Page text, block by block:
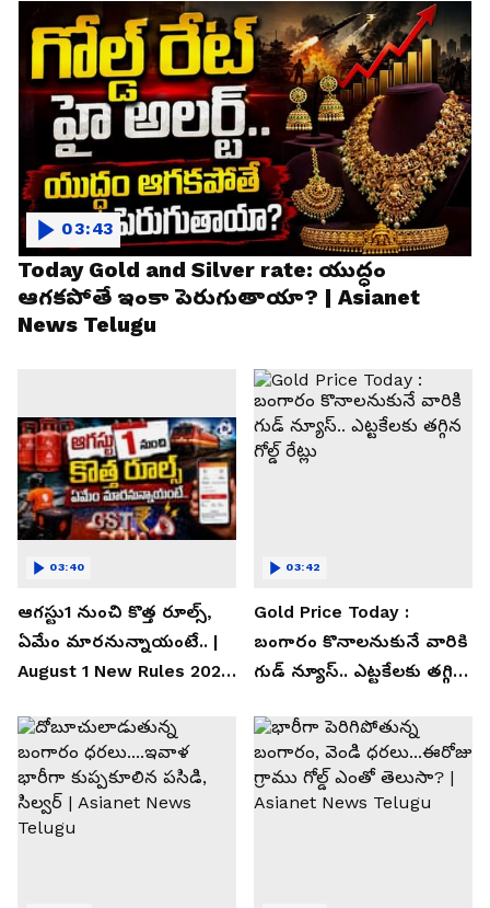
Today Gold and Silver rate: యుద్ధం
ఆగకపోతే ఇంకా పెరుగుతాయా? | Asianet
News Telugu
03:43
ఆగస్టు1 నుంచి కొత్త రూల్స్,
ఏమేం మారనున్నాయంటే.. |
August 1 New Rules 2026
03:40
Gold Price Today :
బంగారం కొనాలనుకునే వారికి
గుడ్ న్యూస్.. ఎట్టకేలకు తగ్గిన
03:42